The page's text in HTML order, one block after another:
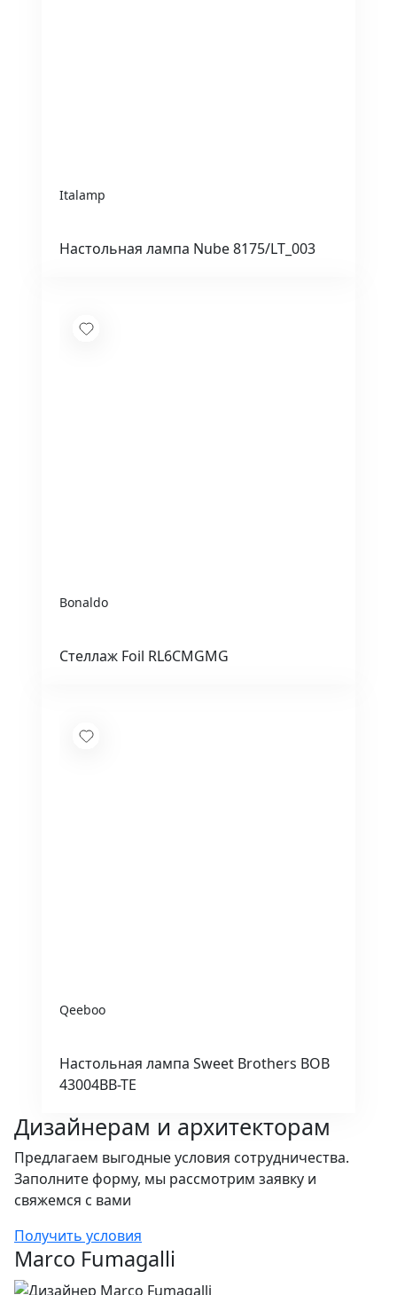
Italamp
Настольная лампа Nube 8175/LT_003
Bonaldo
Стеллаж Foil RL6CMGMG
Qeeboo
Настольная лампа Sweet Brothers BOB
43004BB-TE
Дизайнерам и архитекторам
Предлагаем выгодные условия сотрудничества.
Заполните форму, мы рассмотрим заявку и
свяжемся с вами
Получить условия
Marco Fumagalli